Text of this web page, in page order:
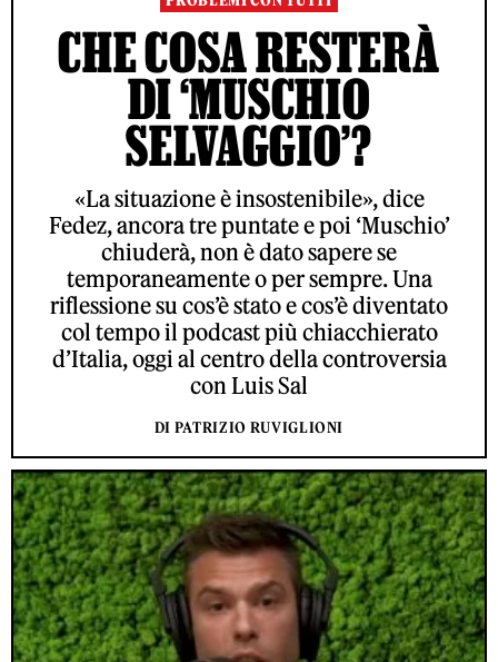
CHE COSA RESTERÀ
DI ‘MUSCHIO
SELVAGGIO’?
«La situazione è insostenibile», dice
Fedez, ancora tre puntate e poi ‘Muschio’
chiuderà, non è dato sapere se
temporaneamente o per sempre. Una
riflessione su cos’è stato e cos’è diventato
col tempo il podcast più chiacchierato
d’Italia, oggi al centro della controversia
con Luis Sal
DI PATRIZIO RUVIGLIONI